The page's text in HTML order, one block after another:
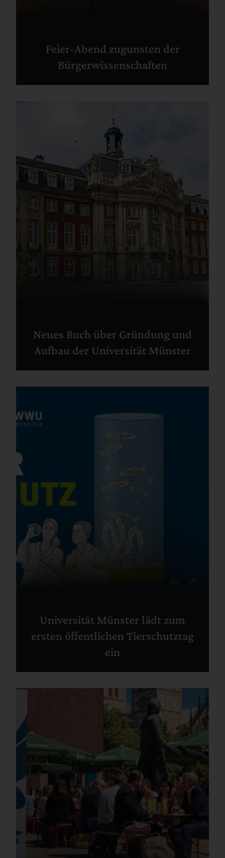
Feier-Abend zugunsten der
Bürgerwissenschaften
Neues Buch über Gründung und
Aufbau der Universität Münster
Universität Münster lädt zum
ersten öffentlichen Tierschutztag
ein